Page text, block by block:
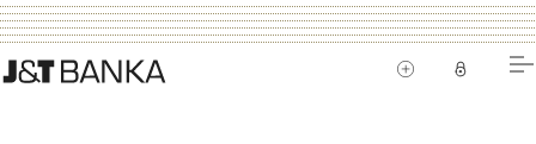
MAKRO: OŽIVENÍ MALOOBCHODU RAZANTNĚ ZRYCHLILO